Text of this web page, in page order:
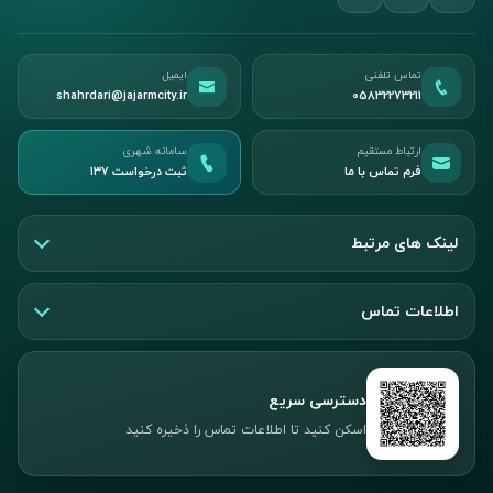
تماس تلفنی
05832273211
ایمیل
shahrdari@jajarmcity.ir
ارتباط مستقیم
فرم تماس با ما
سامانه شهری
ثبت درخواست ۱۳۷
لینک های مرتبط
اطلاعات تماس
دسترسی سریع
اسکن کنید تا اطلاعات تماس را ذخیره کنید